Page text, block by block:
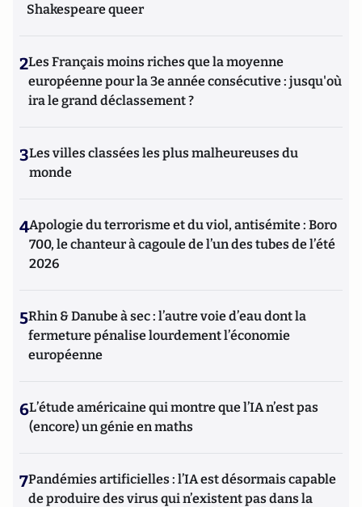
Shakespeare queer
2Les Français moins riches que la moyenne
européenne pour la 3e année consécutive : jusqu'où
ira le grand déclassement ?
3Les villes classées les plus malheureuses du
monde
4Apologie du terrorisme et du viol, antisémite : Boro
700, le chanteur à cagoule de l’un des tubes de l’été
2026
5Rhin & Danube à sec : l’autre voie d’eau dont la
fermeture pénalise lourdement l’économie
européenne
6L’étude américaine qui montre que l’IA n’est pas
(encore) un génie en maths
7Pandémies artificielles : l’IA est désormais capable
de produire des virus qui n’existent pas dans la